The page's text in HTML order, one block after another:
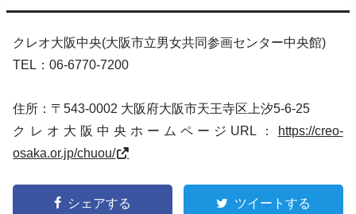
クレオ大阪中央(大阪市立男女共同参画センター中央館)
TEL：06-6770-7200
住所：〒543-0002 大阪府大阪市天王寺区上汐5-6-25
クレオ大阪中央ホームページURL： https://creo-
osaka.or.jp/chuou/
シェアする ツイートする